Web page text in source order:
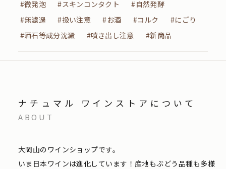
#微発泡 #スキンコンタクト
#自然発酵
#無濾過
#扱い注意 #お酒 #コルク
#にごり
#酒石等成分沈澱
#噴き出し注意 #新商品
ナチュマル ワインストアについて
ABOUT
大岡山のワインショップです。
いま日本ワインは進化しています！産地もぶどう品種も多様